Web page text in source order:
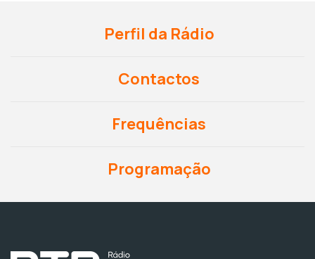
Perfil da Rádio
Contactos
Frequências
Programação